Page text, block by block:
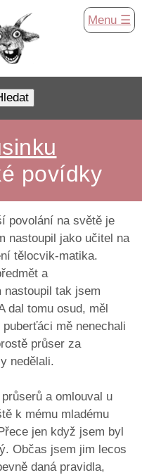
Menu ☰
povídky
povolání na světě je
nastoupil jako učitel na
tělocvik-matika.
a
nastoupil tak jsem
dal tomu osud, měl
mě nenechali
průser za
nedělali.
a omlouval u
k mému mladému
jen když jsem byl
Občas jsem jim lecos
daná pravidla,